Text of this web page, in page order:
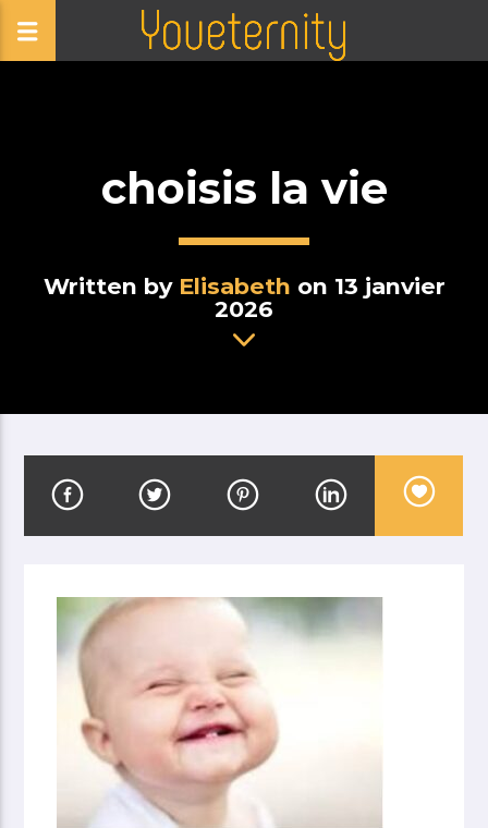
choisis la vie
Written by Elisabeth on 13 janvier
2026